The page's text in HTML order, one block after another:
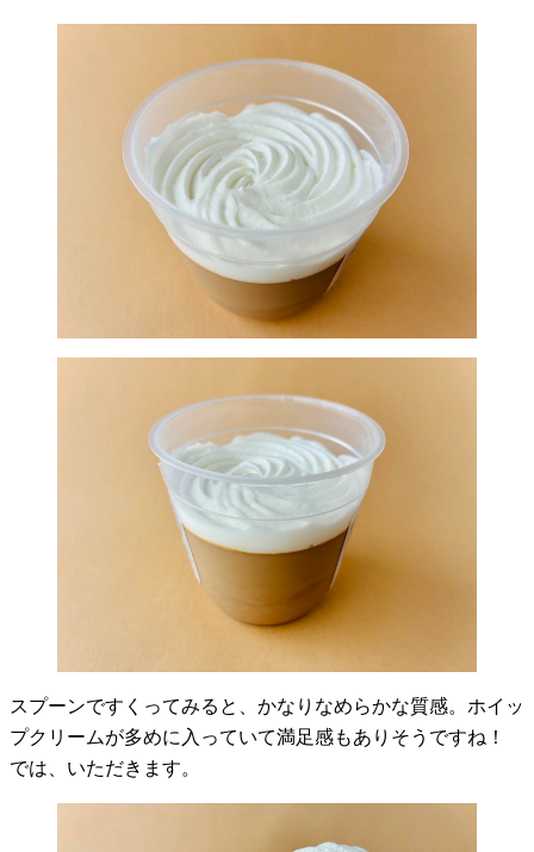
スプーンですくってみると、かなりなめらかな質感。ホイッ
プクリームが多めに入っていて満足感もありそうですね！
では、いただきます。